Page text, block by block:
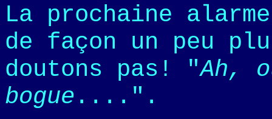
La prochaine
de façon un peu
doutons pas! "Ah,
bogue ....".